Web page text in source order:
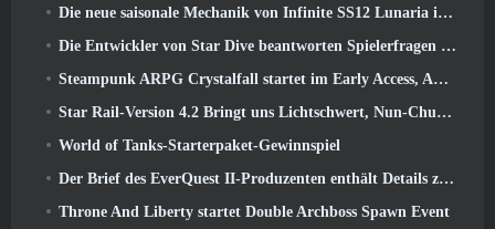
Die neue saisonale Mechanik von Infinite SS12 Lunaria ist eine der „größten Ergänzungen“ des Spiels
Die Entwickler von Star Dive beantworten Spielerfragen im Überraschungs-Livestream
Steampunk ARPG Crystalfall startet im Early Access, Aber nicht ohne ein paar Macken
Star Rail-Version 4.2 Bringt uns Lichtschwert, Nun-Chuck, Schlagzeuger-Wegbereiter und ein Emanator der Hochstimmung
World of Tanks-Starterpaket-Gewinnspiel
Der Brief des EverQuest II-Produzenten enthält Details zum Time-Locked-Erweiterungsserver
Throne And Liberty startet Double Archboss Spawn Event